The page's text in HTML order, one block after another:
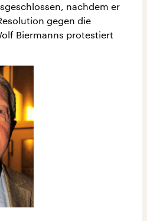
nachdem er
gegen die
Biermanns protestiert